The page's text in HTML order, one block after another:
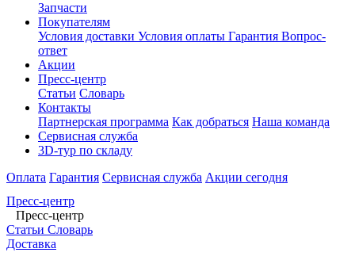
Запчасти
Покупателям
Условия доставки Условия оплаты Гарантия Вопрос-
ответ
Акции
Пресс-центр
Статьи Словарь
Контакты
Партнерская программа Как добраться Наша команда
Сервисная служба
3D-тур по складу
Оплата Гарантия Сервисная служба Акции сегодня
Пресс-центр
Пресс-центр
Статьи Словарь
Доставка